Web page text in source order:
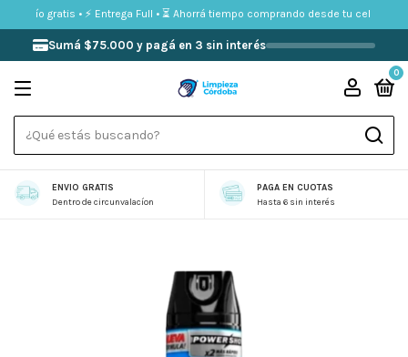
0
ENVIO GRATIS
Dentro de circunvalacíon
PAGA EN CUOTAS
Hasta 6 sin interés
Sumá $75.000 y pagá en 3 sin interés
Envío gratis • ⚡ Entrega Full • ⏳ Ahorrá tiempo comprando desde tu celular •